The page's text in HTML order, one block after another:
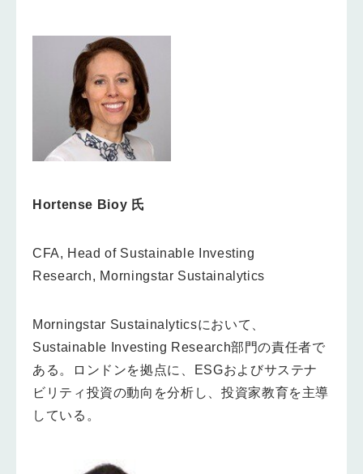
Hortense Bioy 氏
CFA, Head of Sustainable Investing
Research, Morningstar Sustainalytics
Morningstar Sustainalyticsにおいて、
Sustainable Investing Research部門の責任者で
ある。ロンドンを拠点に、ESGおよびサステナ
ビリティ投資の動向を分析し、投資家教育を主導
している。